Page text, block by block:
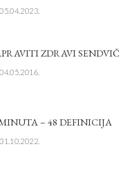
ZDRAVI SENDVIČ
– 48 DEFINICIJA